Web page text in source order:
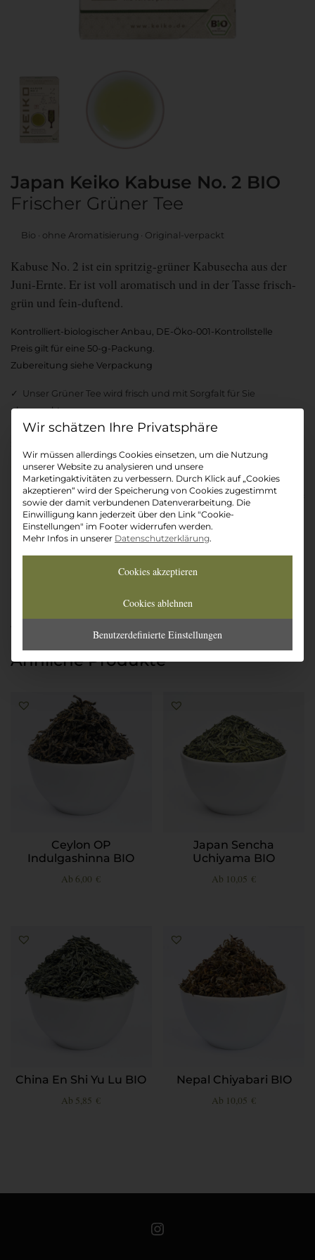
Japan Keiko Kabuse No. 2 BIO
Frischer Grüner Tee
Bio ohne Aromatisierung Original-verpackt
Kabuse No. 2 ist ein spritzig-grüner Kabusecha aus der
Juni-Ernte. Er ist voll aromatisch und in der Tasse frisch-
grün und fein-duftend.
Kontrolliert-biologischer Anbau, DE-Öko-001-Kontrollstelle
Preis gilt für eine 50-g-Packung.
Zubereitung siehe Verpackung
Unser Grüner Tee wird frisch und mit Sorgfalt für Sie
abgepackt
Der Tee ist gewöhnlich versandbereit innerhalb von 24
ø4,9/5bewertet
Auf die Wunschliste
11,50€
Japan
BIO
In den Warenkorb
Artikelnummer:
Ähnliche Produkte
Ceylon OP
Indulgashinna BIO
Ab 6,00 €
Japan Sencha
Uchiyama BIO
Ab 10,05 €
China En Shi Yu Lu BIO
Ab 5,85 €
Nepal Chiyabari BIO
Ab 10,05 €
Teeschale auf Instagram
Datenschutz-Präferenz
Wir müssen allerdings Cookies einsetzen, um die Nutzung
unserer Website zu analysieren und unsere
Marketingaktivitäten zu verbessern. Durch Klick auf „Cookies
akzeptieren“ wird der Speicherung von Cookies zugestimmt
sowie der damit verbundenen Datenverarbeitung. Die
Einwilligung kann jederzeit über den Link "Cookie-
Einstellungen" im Footer widerrufen werden.
Mehr Infos in unserer Datenschutzerklärung.
Cookies akzeptieren
Cookies ablehnen
Benutzerdefinierte Einstellungen